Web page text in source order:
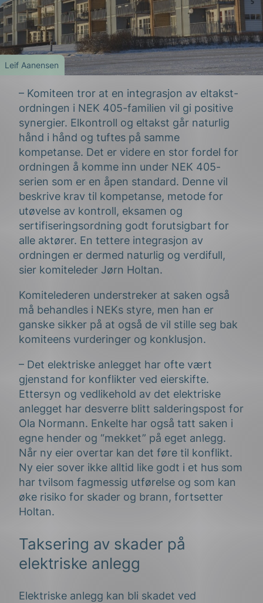
Leif Aanensen
– Komiteen tror at en integrasjon av eltakst-
ordningen i NEK 405-familien vil gi positive
synergier. Elkontroll og eltakst går naturlig
hånd i hånd og tuftes på samme
kompetanse. Det er videre en stor fordel for
ordningen å komme inn under NEK 405-
serien som er en åpen standard. Denne vil
beskrive krav til kompetanse, metode for
utøvelse av kontroll, eksamen og
sertifiseringsordning godt forutsigbart for
alle aktører. En tettere integrasjon av
ordningen er dermed naturlig og verdifull,
sier komiteleder Jørn Holtan.
Komitelederen understreker at saken også
må behandles i NEKs styre, men han er
ganske sikker på at også de vil stille seg bak
komiteens vurderinger og konklusjon.
– Det elektriske anlegget har ofte vært
gjenstand for konflikter ved eierskifte.
Ettersyn og vedlikehold av det elektriske
anlegget har desverre blitt salderingspost for
Ola Normann. Enkelte har også tatt saken i
egne hender og “mekket” på eget anlegg.
Når ny eier overtar kan det føre til konflikt.
Ny eier sover ikke alltid like godt i et hus som
har tvilsom fagmessig utførelse og som kan
øke risiko for skader og brann, fortsetter
Holtan.
Taksering av skader på
elektriske anlegg
Elektriske anlegg kan bli skadet ved